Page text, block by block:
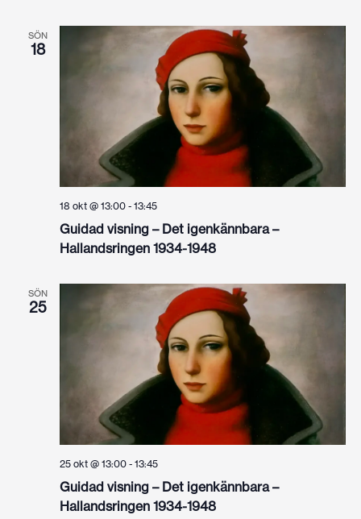
SÖN
18
Guidad visning – Det igenkännbara –
Hallandsringen 1934-1948
18 okt @ 13:00- 13:45
SÖN
25
Guidad visning – Det igenkännbara –
Hallandsringen 1934-1948
25 okt @ 13:00- 13:45